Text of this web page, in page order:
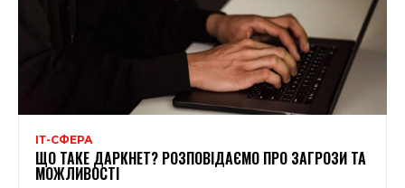
ІТ-СФЕРА
ЩО ТАКЕ ДАРКНЕТ? РОЗПОВІДАЄМО ПРО ЗАГРОЗИ ТА
МОЖЛИВОСТІ